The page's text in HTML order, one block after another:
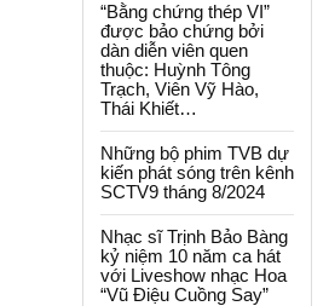
“Bằng chứng thép VI”
được bảo chứng bởi
dàn diễn viên quen
thuộc: Huỳnh Tông
Trạch, Viên Vỹ Hào,
Thái Khiết…
Những bộ phim TVB dự
kiến phát sóng trên kênh
SCTV9 tháng 8/2024
Nhạc sĩ Trịnh Bảo Bàng
kỷ niệm 10 năm ca hát
với Liveshow nhạc Hoa
“Vũ Điệu Cuồng Say”